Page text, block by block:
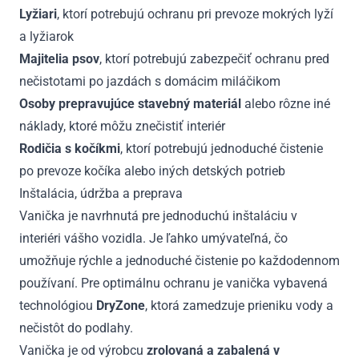
Lyžiari, ktorí potrebujú ochranu pri prevoze mokrých lyží
a lyžiarok
Majitelia psov, ktorí potrebujú zabezpečiť ochranu pred
nečistotami po jazdách s domácim miláčikom
Osoby prepravujúce stavebný materiál alebo rôzne iné
náklady, ktoré môžu znečistiť interiér
Rodičia s kočíkmi, ktorí potrebujú jednoduché čistenie
po prevoze kočíka alebo iných detských potrieb
Inštalácia, údržba a preprava
Vanička je navrhnutá pre jednoduchú inštaláciu v
interiéri vášho vozidla. Je ľahko umývateľná, čo
umožňuje rýchle a jednoduché čistenie po každodennom
používaní. Pre optimálnu ochranu je vanička vybavená
technológiou DryZone, ktorá zamedzuje prieniku vody a
nečistôt do podlahy.
Vanička je od výrobcu zrolovaná a zabalená v